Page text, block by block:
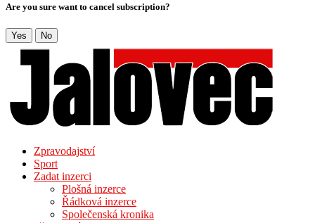
Are you sure want to cancel subscription?
Yes No
Zpravodajství
Sport
Zadat inzerci
Plošná inzerce
Řádková inzerce
Společenská kronika